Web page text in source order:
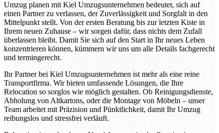
Umzug planen mit Kiel Umzugsunternehmen bedeutet, sich auf
einen Partner zu verlassen, der Zuverlässigkeit und Sorgfalt in den
Mittelpunkt stellt. Von der ersten Beratung bis zur letzten Kiste in
Ihrem neuen Zuhause – wir sorgen dafür, dass nichts dem Zufall
überlassen bleibt. Damit Sie sich auf den Start in Ihr neues Leben
konzentrieren können, kümmern wir uns um alle Details fachgerecht
und termingerecht.
Ihr Partner bei Kiel Umzugsunternehmen ist mehr als eine reine
Transportfirma. Wir bieten umfassende Lösungen, die Ihre
Relocation so sorglos wie möglich gestalten. Ob Reinigungsdienste,
Abholung von Altkartons, oder die Montage von Möbeln – unser
Team arbeitet mit Präzision und Pünktlichkeit, damit Ihr Umzug
reibungslos und stressfrei verläuft.